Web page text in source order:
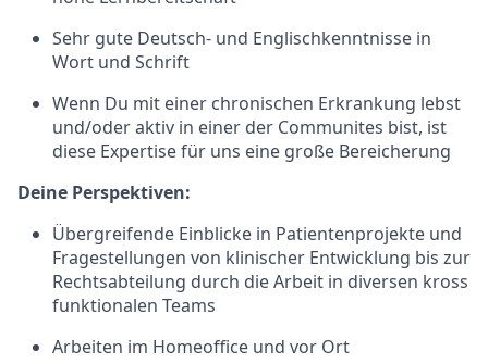
Sehr gute Deutsch- und Englischkenntnisse in
Wort und Schrift
Wenn Du mit einer chronischen Erkrankung lebst
und/oder aktiv in einer der Communites bist, ist
diese Expertise für uns eine große Bereicherung
Deine Perspektiven:
Übergreifende Einblicke in Patientenprojekte und
Fragestellungen von klinischer Entwicklung bis zur
Rechtsabteilung durch die Arbeit in diversen kross
funktionalen Teams
Arbeiten im Homeoffice und vor Ort